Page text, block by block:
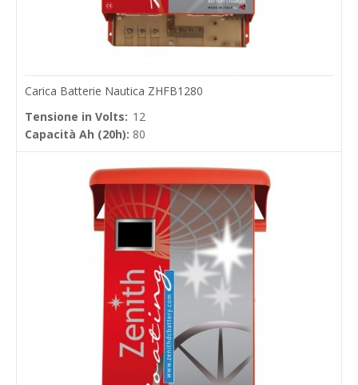
Carica Batterie Nautica ZHFB1280
Tensione in Volts: 12
Capacità Ah (20h): 80